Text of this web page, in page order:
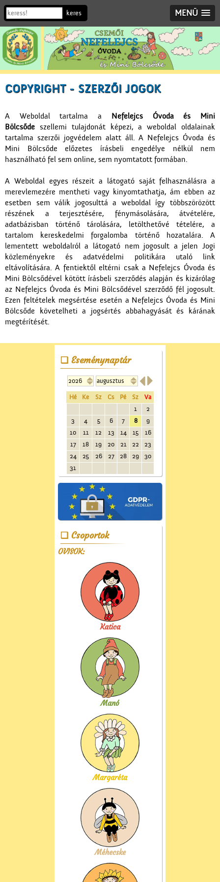
MENÜ
COPYRIGHT - SZERZŐI JOGOK
A Weboldal tartalma a Nefelejcs Óvoda és Mini
Bölcsőde szellemi tulajdonát képezi, a weboldal oldalainak
tartalma szerzői jogvédelem alatt áll. A Nefelejcs Óvoda és
Mini Bölcsőde előzetes írásbeli engedélye nélkül nem
használható fel sem online, sem nyomtatott formában.
A Weboldal egyes részeit a látogató saját felhasználásra a
merevlemezére mentheti vagy kinyomtathatja, ám ebben az
esetben sem válik jogosulttá a weboldal így többszörözött
részének a terjesztésére, fénymásolására, átvételére,
adatbázisban történő tárolására, letölthetővé tételére, a
tartalom kereskedelmi forgalomba történő hozatalára. A
lementett weboldalról a látogató nem jogosult a jelen Jogi
közleményekre és adatvédelmi politikára utaló link
eltávolítására. A fentiektől eltérni csak a Nefelejcs Óvoda és
Mini Bölcsődével kötött írásbeli szerződés alapján és kizárólag
az Nefelejcs Óvoda és Mini Bölcsődével szerződő fél jogosult.
Ezen feltételek megsértése esetén a Nefelejcs Óvoda és Mini
Bölcsőde követelheti a jogsértés abbahagyását és kárának
megtérítését.
Eseménynaptár

Hé Ke Sz Cs Pé Sz
Va
1
2
3
4 5 6 7 8
9
10
11 12 13 14 15
16
17
18 19 20 21 22
23
24
25 26 27 28 29
30
31
Csoportok
OVISOK:
Katica
Manó
Margaréta
Méhecske